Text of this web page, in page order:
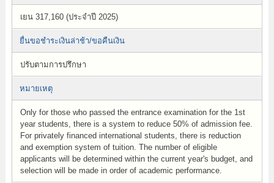
เยน 317,160 (ประจำปี 2025)
ยื่นขอชำระเงินล่าช้า/ขอคืนเงิน
ปรับตามการปรึกษา
หมายเหตุ
Only for those who passed the entrance examination for the 1st
year students, there is a system to reduce 50% of admission fee.
For privately financed international students, there is reduction
and exemption system of tuition. The number of eligible
applicants will be determined within the current year's budget, and
selection will be made in order of academic performance.